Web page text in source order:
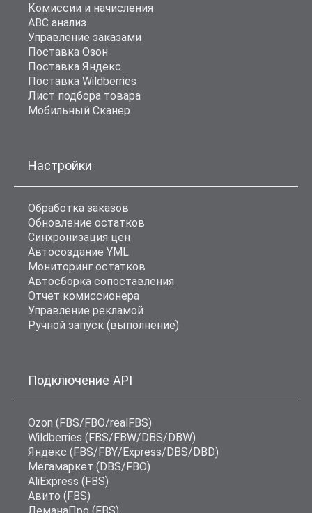
Комиссии и начисления
ABC анализ
Управление заказами
Поставка Озон
Поставка Яндекс
Поставка Wildberries
Лист подбора товара
Мобильный Сканер
Настройки
Обработка заказов
Обновление остатков
Синхронизация цен
Автосоздание YML
Мониторинг остатков
Автосборка сопоставления
Отчет комиссионера
Управление рекламой
Ручной запуск (выполнение)
Подключение API
Ozon (FBS/FBO/realFBS)
Wildberries (FBS/FBW/DBS/DBW)
Яндекс (FBS/FBY/Express/DBS/DBD)
Мегамаркет (DBS/FBO)
AliExpress (FBS)
Авито (FBS)